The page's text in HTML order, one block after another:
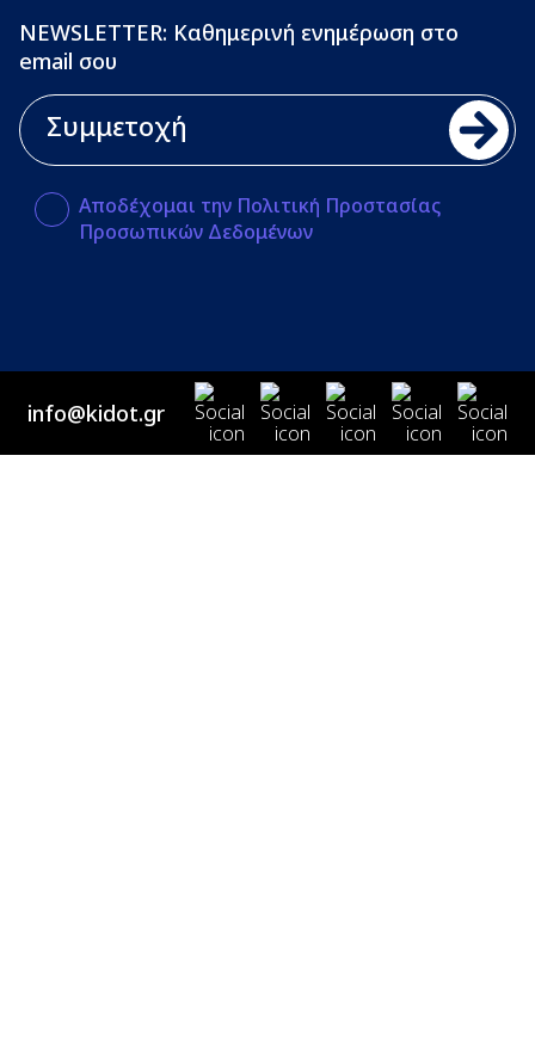
NEWSLETTER: Καθημερινή ενημέρωση στο
email σου
Αποδέχομαι την Πολιτική Προστασίας
Προσωπικών Δεδομένων
info@kidot.gr